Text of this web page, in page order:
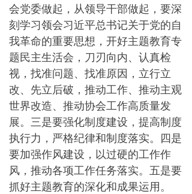
会党委做起，从领导干部做起，要深
刻学习领会习近平总书记关于党的自
我革命的重要思想，开好主题教育专
题民主生活会，刀刃向内、认真检
视，找准问题、找准原因，立行立
改、先立后破，推动工作、推动主观
世界改造、推动协会工作高质量发
展。三是要强化制度建设，提高制度
执行力，严格纪律和制度落实。四是
要加强作风建设，以过硬的工作作
风，推动各项工作任务落实。五是要
抓好主题教育的深化和成果运用。